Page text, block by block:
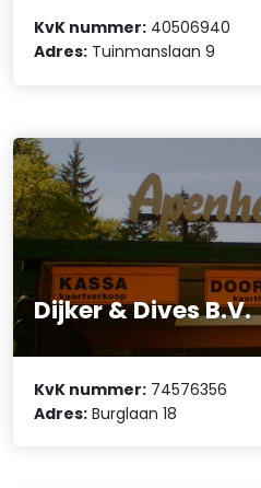
KvK nummer: 40506940
Adres: Tuinmanslaan 9
Dijker & Dives B.V.
KvK nummer: 74576356
Adres: Burglaan 18